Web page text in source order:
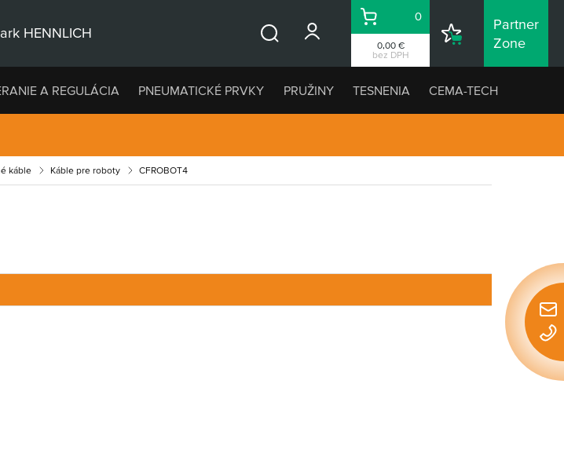
HENNLICH
0,00 €
bez DPH
Košík
0
Nákupný
Partner
Zone
A REGULÁCIA PNEUMATICKÉ PRVKY PRUŽINY TESNENIA CEMA-TECH
káble Káble pre roboty CFROBOT4